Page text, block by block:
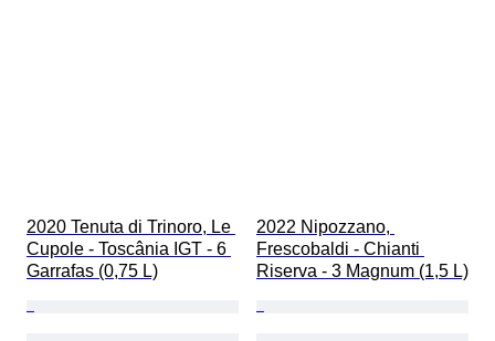
2020 Tenuta di Trinoro, Le
Cupole - Toscânia IGT - 6
Garrafas (0,75 L)
2022 Nipozzano,
Frescobaldi - Chianti
Riserva - 3 Magnum (1,5 L)